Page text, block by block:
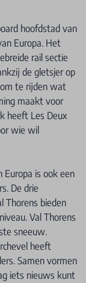
hoofdstad van
Europa. Het
rail sectie
de gletsjer op
te rijden wat
maakt voor
heeft Les Deux
wie wil
is ook een
De drie
Thorens bieden
Val Thorens
sneeuw.
heeft
Samen vormen
iets nieuws kunt